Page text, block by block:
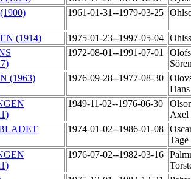
1961-01-31--1979-03-25
(1914) 1975-01-23--1997-05-04
1972-08-01--1991-07-01
(1963)
1976-09-28--1977-08-30
1949-11-02--1976-06-30
Axel
1974-01-02--1986-01-08
Tage
1976-07-02--1982-03-16